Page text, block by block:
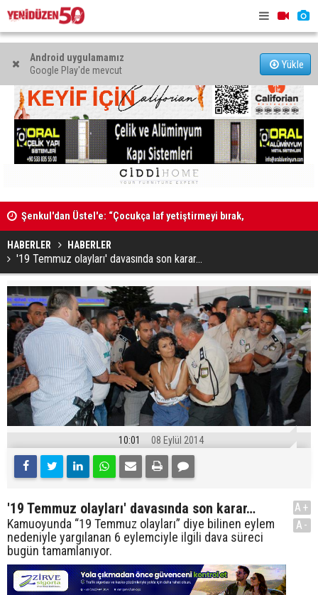
Android uygulamamız
Google Play'de mevcut
Yükle
Şenkul'dan Üstel'e: “Çocukça laf yetiştirmeyi bırak,
tatilini kesip görevinin başına dön”
Kadın Bedeni Piyasaya Sığmaz
HABERLER HABERLER
'19 Temmuz olayları' davasında son karar…
10:01 08 Eylül 2014
'19 Temmuz olayları' davasında son karar…
Kamuoyunda “19 Temmuz olayları” diye bilinen eylem
nedeniyle yargılanan 6 eylemciyle ilgili dava süreci
bugün tamamlanıyor.
A+
A-